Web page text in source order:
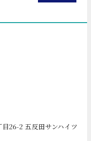
26-2 五反田サンハイツ